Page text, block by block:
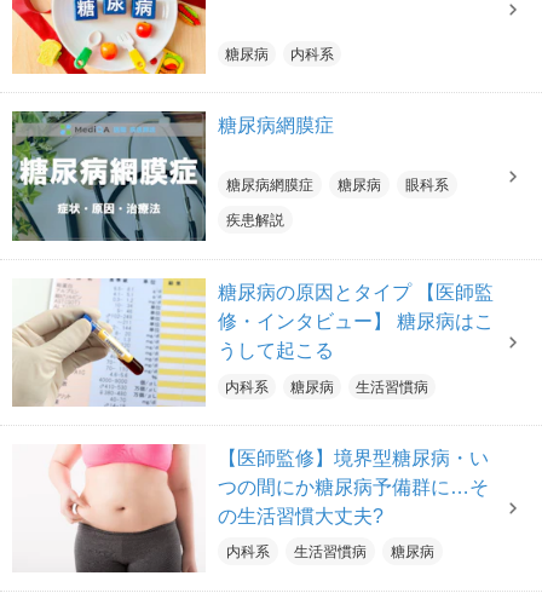
糖尿病 内科系
糖尿病網膜症
糖尿病網膜症 糖尿病 眼科系
疾患解説
糖尿病の原因とタイプ 【医師監
修・インタビュー】 糖尿病はこ
うして起こる
内科系 糖尿病 生活習慣病
【医師監修】境界型糖尿病・い
つの間にか糖尿病予備群に…そ
の生活習慣大丈夫?
内科系 生活習慣病 糖尿病